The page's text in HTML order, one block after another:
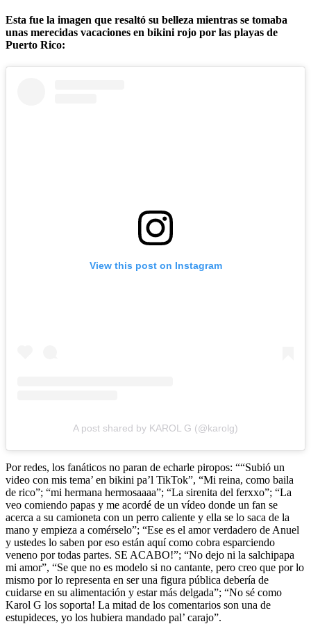
Esta fue la imagen que resaltó su belleza mientras se tomaba
unas merecidas vacaciones en bikini rojo por las playas de
Puerto Rico:
View this post on Instagram
A post shared by KAROL G (@karolg)
Por redes, los fanáticos no paran de echarle piropos: ““Subió un
video con mis tema’ en bikini pa’l TikTok”, “Mi reina, como baila
de rico”; “mi hermana hermosaaaa”; “La sirenita del ferxxo”; “La
veo comiendo papas y me acordé de un vídeo donde un fan se
acerca a su camioneta con un perro caliente y ella se lo saca de la
mano y empieza a comérselo”; “Ese es el amor verdadero de Anuel
y ustedes lo saben por eso están aquí como cobra esparciendo
veneno por todas partes. SE ACABO!”; “No dejo ni la salchipapa
mi amor”, “Se que no es modelo si no cantante, pero creo que por lo
mismo por lo representa en ser una figura pública debería de
cuidarse en su alimentación y estar más delgada”; “No sé como
Karol G los soporta! La mitad de los comentarios son una de
estupideces, yo los hubiera mandado pal’ carajo”.